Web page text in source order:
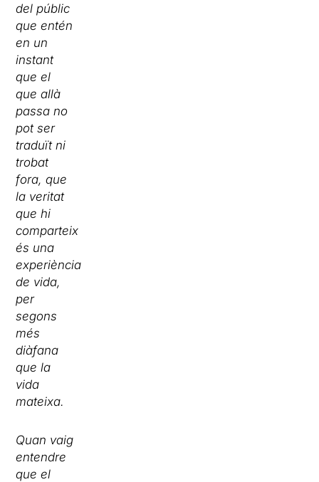
del públic
que entén
en un
instant
que el
que allà
passa no
pot ser
traduït ni
trobat
fora, que
la veritat
que hi
comparteix
és una
experiència
de vida,
per
segons
més
diàfana
que la
vida
mateixa.
Quan vaig
entendre
que el